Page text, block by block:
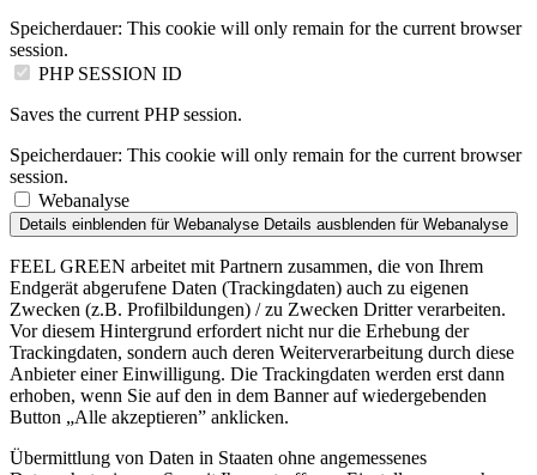
Speicherdauer: This cookie will only remain for the current browser
session.
PHP SESSION ID
Saves the current PHP session.
Speicherdauer: This cookie will only remain for the current browser
session.
Webanalyse
Details einblenden für Webanalyse Details ausblenden für Webanalyse
FEEL GREEN arbeitet mit Partnern zusammen, die von Ihrem
Endgerät abgerufene Daten (Trackingdaten) auch zu eigenen
Zwecken (z.B. Profilbildungen) / zu Zwecken Dritter verarbeiten.
Vor diesem Hintergrund erfordert nicht nur die Erhebung der
Trackingdaten, sondern auch deren Weiterverarbeitung durch diese
Anbieter einer Einwilligung. Die Trackingdaten werden erst dann
erhoben, wenn Sie auf den in dem Banner auf wiedergebenden
Button „Alle akzeptieren” anklicken.
Übermittlung von Daten in Staaten ohne angemessenes